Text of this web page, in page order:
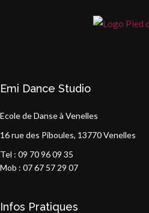
Emi Dance Studio
Ecole de Danse à Venelles
16 rue des Piboules, 13770 Venelles
Tel : 09 70 96 09 35
Mob : 07 67 57 29 07
Infos Pratiques